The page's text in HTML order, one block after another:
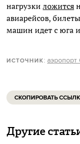
нагрузки ложится
авиарейсов,
машин идет с юга
ИСТОЧНИК: аэропорт
СКОПИРОВАТЬ
Другие